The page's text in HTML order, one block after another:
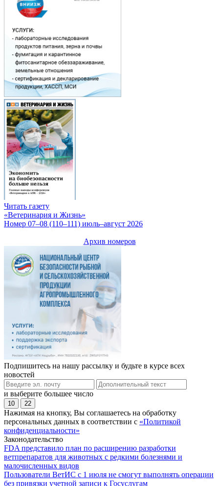
Читать газету
«Ветеринария и Жизнь»
Номер 07–08 (110–111) июль–август 2026
Архив номеров
Подпишитесь на нашу рассылку и будьте в курсе всех
новостей
и выберите большее число
10 22
Нажимая на кнопку, Вы соглашаетесь на обработку
персональных данных в соответствии с «Политикой
конфиденциальности»
Законодательство
FDA представило план по расширению разработки
ветпрепаратов для животных с редкими болезнями и
малочисленных видов
Пользователи ВетИС с 1 июля не смогут выполнять операции
без привязки учетной записи к Госуслугам